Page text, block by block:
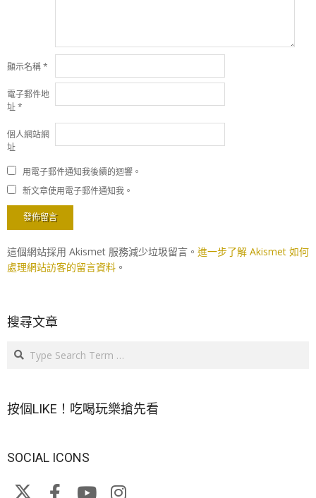
顯示名稱*
電子郵件地
址*
個人網站網
址
用電子郵件通知我後續的迴響。
新文章使用電子郵件通知我。
這個網站採用 Akismet 服務減少垃圾留言。 進一步了解 Akismet 如何
處理網站訪客的留言資料 。
搜尋文章
Search
按個LIKE！吃喝玩樂搶先看
SOCIAL ICONS